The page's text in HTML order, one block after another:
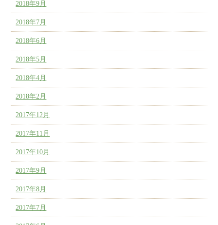
2018年9月
2018年7月
2018年6月
2018年5月
2018年4月
2018年2月
2017年12月
2017年11月
2017年10月
2017年9月
2017年8月
2017年7月